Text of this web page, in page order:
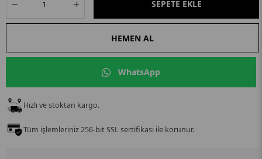
WhatsApp
Hızlı ve stoktan kargo.
Tüm işlemleriniz 256-bit SSL sertifikası ile korunur.